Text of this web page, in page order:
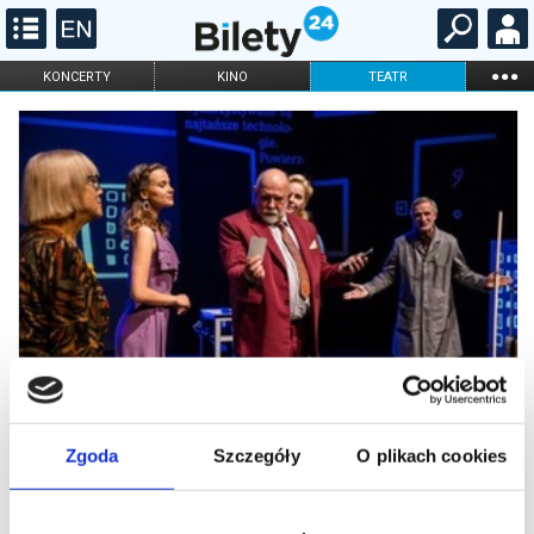
Zgoda Szczegóły O plikach cookies
KONCERTY KINO TEATR ...
FILHARMONIA OPERA I BALET
STAND-UP
DLA DZIECI
ONLINE
Wykapany zięć